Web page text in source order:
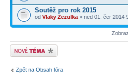
Soutěž pro rok 2015
od Vlaky Zezulka » ned 01. čer 2014
Odeslat nové téma
Zpět na Obsah fóra